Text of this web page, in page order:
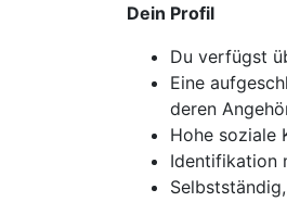
Dein Profil
Du verfügst
Eine
deren
Hohe soziale
Identifikation